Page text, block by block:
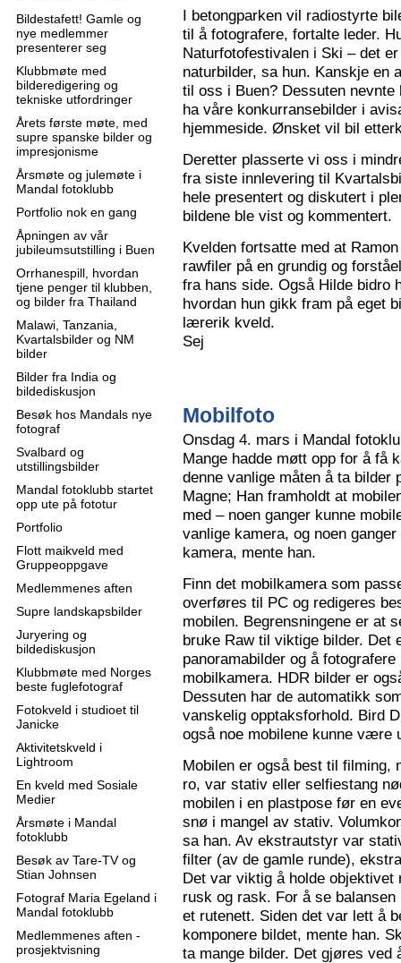
Bildestafett! Gamle og
nye medlemmer
presenterer seg
Klubbmøte med
bilderedigering og
tekniske utfordringer
Årets første møte, med
supre spanske bilder og
impresjonisme
Årsmøte og julemøte i
Mandal fotoklubb
Portfolio nok en gang
Åpningen av vår
jubileumsutstilling i Buen
Orrhanespill, hvordan
tjene penger til klubben,
og bilder fra Thailand
Malawi, Tanzania,
Kvartalsbilder og NM
bilder
Bilder fra India og
bildediskusjon
Besøk hos Mandals nye
fotograf
Svalbard og
utstillingsbilder
Mandal fotoklubb startet
opp ute på fototur
Portfolio
Flott maikveld med
Gruppeoppgave
Medlemmenes aften
Supre landskapsbilder
Juryering og
bildediskusjon
Klubbmøte med Norges
beste fuglefotograf
Fotokveld i studioet til
Janicke
Aktivitetskveld i
Lightroom
En kveld med Sosiale
Medier
Årsmøte i Mandal
fotoklubb
Besøk av Tare-TV og
Stian Johnsen
Fotograf Maria Egeland i
Mandal fotoklubb
Medlemmenes aften -
prosjektvisning
I betongparken vil radiostyrte
til å fotografere, fortalte leder.
Naturfotofestivalen i Ski – det
naturbilder, sa hun. Kanskje en
til oss i Buen? Dessuten
ha våre konkurransebilder i
hjemmeside. Ønsket vil bil
Deretter plasserte vi oss i
fra siste innlevering til
hele presentert og diskutert i
bildene ble vist og kommentert.
Kvelden fortsatte med at
rawfiler på en grundig og
fra hans side. Også Hilde bidro
hvordan hun gikk fram på eget
lærerik kveld.
Sej
Mobilfoto
Onsdag 4. mars i Mandal
Mange hadde møtt opp for å få
denne vanlige måten å ta bilder
Magne; Han framholdt at
med – noen ganger kunne
vanlige kamera, og noen
kamera, mente han.
Finn det mobilkamera som
overføres til PC og redigeres
mobilen. Begrensningene er at
bruke Raw til viktige bilder. Det
panoramabilder og å
mobilkamera. HDR bilder er
Dessuten har de automatikk
vanskelig opptaksforhold. Bird
også noe mobilene kunne være
Mobilen er også best til filming,
ro, var stativ eller selfiestang
mobilen i en plastpose før en
snø i mangel av stativ.
sa han. Av ekstrautstyr var
filter (av de gamle runde),
Det var viktig å holde
rusk og rask. For å se
et rutenett. Siden det var lett å
komponere bildet, mente han.
ta mange bilder. Det gjøres ved